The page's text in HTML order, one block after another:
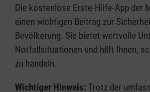
Die kostenlose Erste-Hilfe-App der
einen wichtigen Beitrag zur
Bevölkerung. Sie bietet wertvolle
Notfallsituationen und hilft Ihnen,
zu handeln.
Wichtiger Hinweis: Trotz der